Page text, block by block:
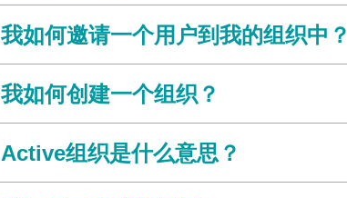
我如何邀请一个用户到我的组织中？
我如何创建一个组织？
Active组织是什么意思？